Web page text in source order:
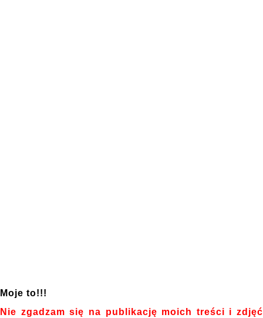
Moje to!!!
Nie zgadzam się na publikację moich treści i zdjęć